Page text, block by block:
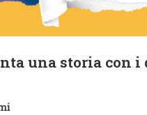
una storia con i